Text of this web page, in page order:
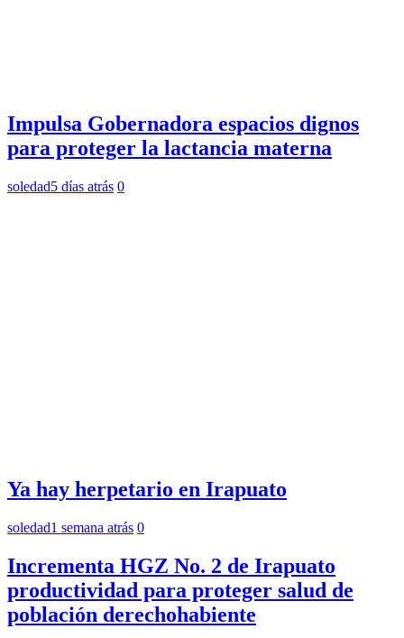
Impulsa Gobernadora espacios dignos
para proteger la lactancia materna
soledad5 días atrás 0
Ya hay herpetario en Irapuato
soledad1 semana atrás 0
Incrementa HGZ No. 2 de Irapuato
productividad para proteger salud de
población derechohabiente